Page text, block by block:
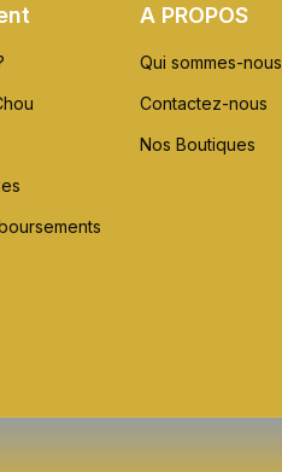
A PROPOS
Qui sommes-nous
Contactez-nous
Nos Boutiques